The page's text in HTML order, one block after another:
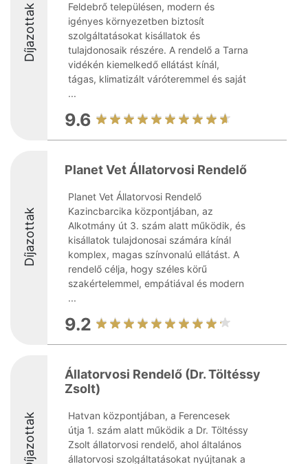
Díjazottak
Feldebrő településen, modern és
igényes környezetben biztosít
szolgáltatásokat kisállatok és
tulajdonosaik részére. A rendelő a Tarna
vidékén kiemelkedő ellátást kínál,
tágas, klimatizált váróteremmel és saját
...
9.6
Díjazottak
Planet Vet Állatorvosi Rendelő
Planet Vet Állatorvosi Rendelő
Kazincbarcika központjában, az
Alkotmány út 3. szám alatt működik, és
kisállatok tulajdonosai számára kínál
komplex, magas színvonalú ellátást. A
rendelő célja, hogy széles körű
szakértelemmel, empátiával és modern
...
9.2
Díjazottak
Állatorvosi Rendelő (Dr. Töltéssy
Zsolt)
Hatvan központjában, a Ferencesek
útja 1. szám alatt működik a Dr. Töltéssy
Zsolt állatorvosi rendelő, ahol általános
állatorvosi szolgáltatásokat nyújtanak a